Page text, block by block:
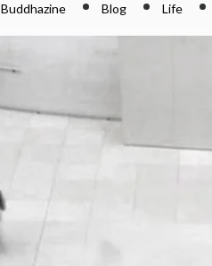
Buddhazine Blog Life